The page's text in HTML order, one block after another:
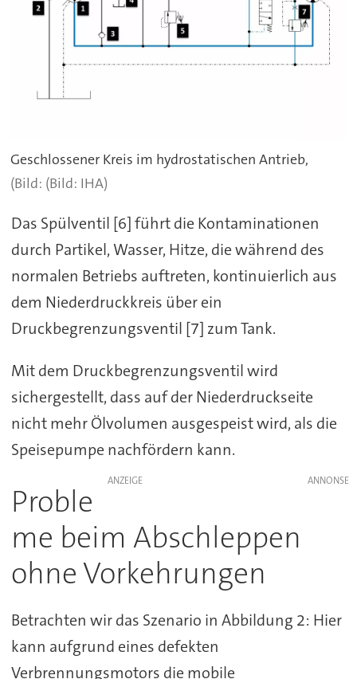
Geschlossener Kreis im hydrostatischen Antrieb,
(Bild: IHA)
Das Spülventil [6] führt die Kontaminationen
durch Partikel, Wasser, Hitze, die während des
normalen Betriebs auftreten, kontinuierlich aus
dem Niederdruckkreis über ein
Druckbegrenzungsventil [7] zum Tank.
Mit dem Druckbegrenzungsventil wird
sichergestellt, dass auf der Niederdruckseite
nicht mehr Ölvolumen ausgespeist wird, als die
Speisepumpe nachfördern kann.
ANZEIGE
Proble
me beim Abschleppen
ohne Vorkehrungen
Betrachten wir das Szenario in Abbildung 2: Hier
kann aufgrund eines defekten
Verbrennungsmotors die mobile